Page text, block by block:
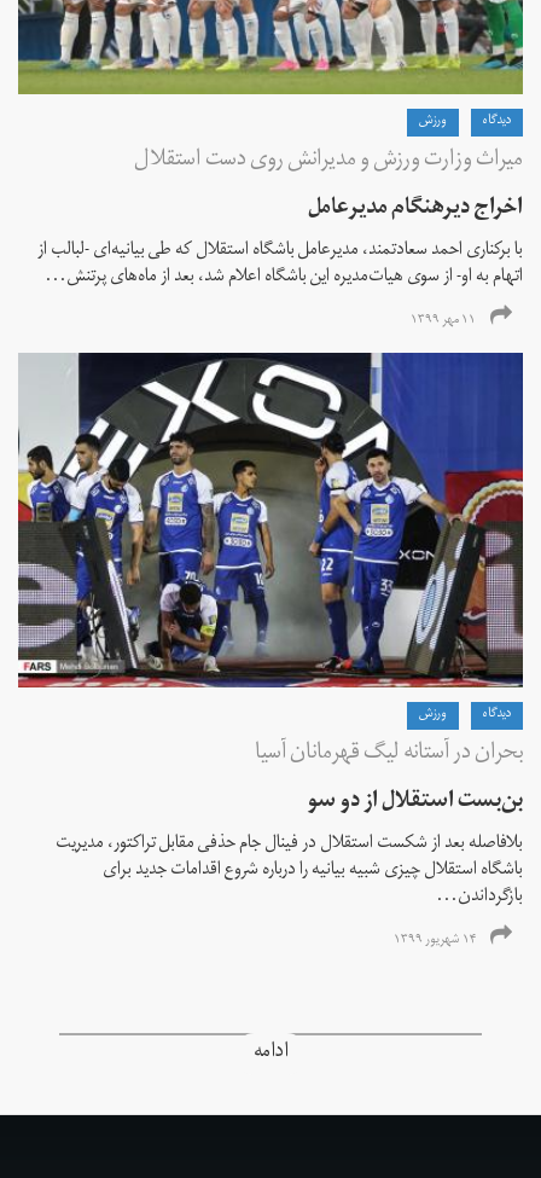
دیدگاه ورزش
میراث وزارت ورزش و مدیرانش روی دست استقلال
اخراج دیرهنگام مدیرعامل
با برکناری احمد سعادتمند، مدیرعامل باشگاه استقلال که طی بیانیه‌ای -لبالب از
اتهام به او- از سوی هیات‌مدیره این باشگاه اعلام شد، بعد از ماه‌های پرتنش...
۱۱ مهر ۱۳۹۹
دیدگاه ورزش
بحران در آستانه لیگ قهرمانان آسیا
بن‌بست استقلال از دو سو
بلافاصله بعد از شکست استقلال در فینال جام حذفی مقابل تراکتور، مدیریت
باشگاه استقلال چیزی شبیه بیانیه را درباره شروع اقدامات جدید برای
بازگرداندن...
۱۴ شهریور ۱۳۹۹
ادامه